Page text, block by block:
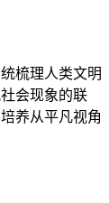
梳理人类文明
会现象的联
养从平凡视角